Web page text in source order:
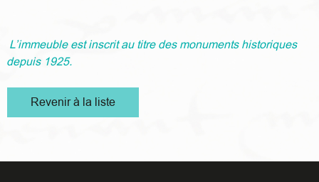
L’immeuble est inscrit au titre des monuments historiques
depuis 1925.
Revenir à la liste